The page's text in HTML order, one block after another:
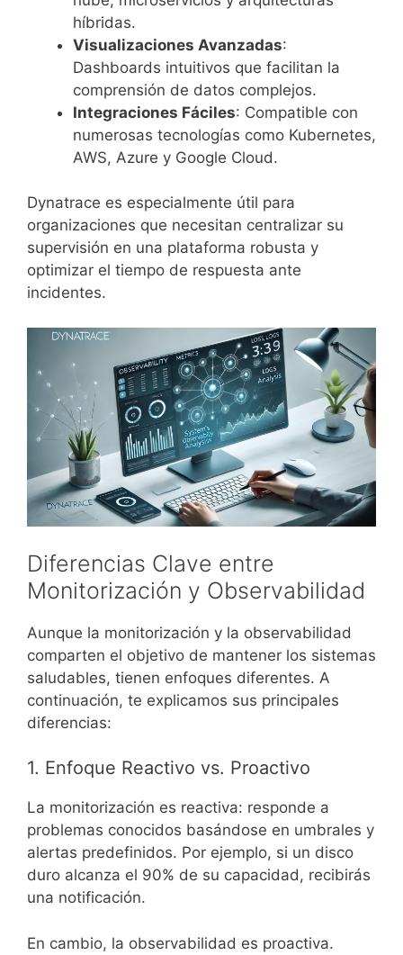
híbridas.
Visualizaciones Avanzadas:
Dashboards intuitivos que facilitan la
comprensión de datos complejos.
Integraciones Fáciles: Compatible con
numerosas tecnologías como Kubernetes,
AWS, Azure y Google Cloud.
Dynatrace es especialmente útil para
organizaciones que necesitan centralizar su
supervisión en una plataforma robusta y
optimizar el tiempo de respuesta ante
incidentes.
Diferencias Clave entre
Monitorización y Observabilidad
Aunque la monitorización y la observabilidad
comparten el objetivo de mantener los sistemas
saludables, tienen enfoques diferentes. A
continuación, te explicamos sus principales
diferencias:
1. Enfoque Reactivo vs. Proactivo
La monitorización es reactiva: responde a
problemas conocidos basándose en umbrales y
alertas predefinidos. Por ejemplo, si un disco
duro alcanza el 90% de su capacidad, recibirás
una notificación.
En cambio, la observabilidad es proactiva.